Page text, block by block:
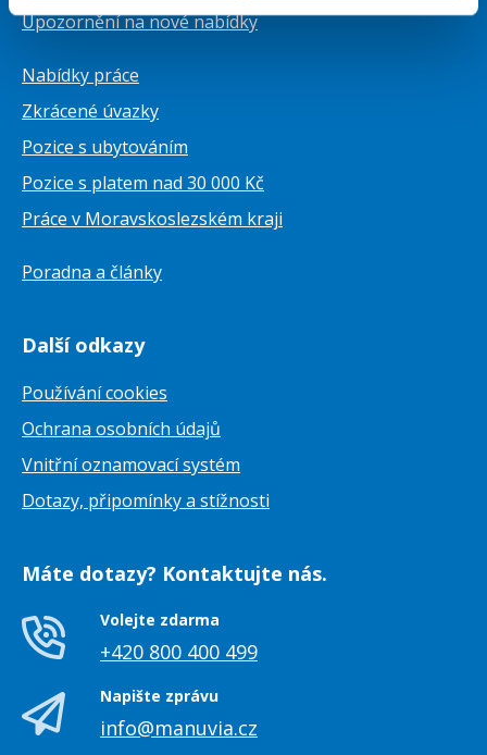
Upozornění na nové nabídky
Nabídky práce
Zkrácené úvazky
Pozice s ubytováním
Pozice s platem nad 30 000 Kč
Práce v Moravskoslezském kraji
Poradna a články
Další odkazy
Používání cookies
Ochrana osobních údajů
Vnitřní oznamovací systém
Dotazy, připomínky a stížnosti
Máte dotazy? Kontaktujte nás.
Volejte zdarma
+420 800 400 499
Napište zprávu
info@manuvia.cz